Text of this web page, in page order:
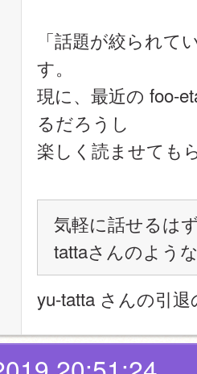
「話題が絞られ
す。
現に、最近の foo-
るだろうし
楽しく読ませても
気軽に話せるは
tattaさんのよう
yu-tatta さんの引